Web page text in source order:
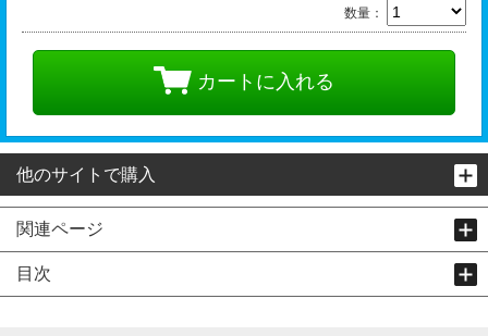
数量：
カートに入れる
他のサイトで購入
関連ページ
目次